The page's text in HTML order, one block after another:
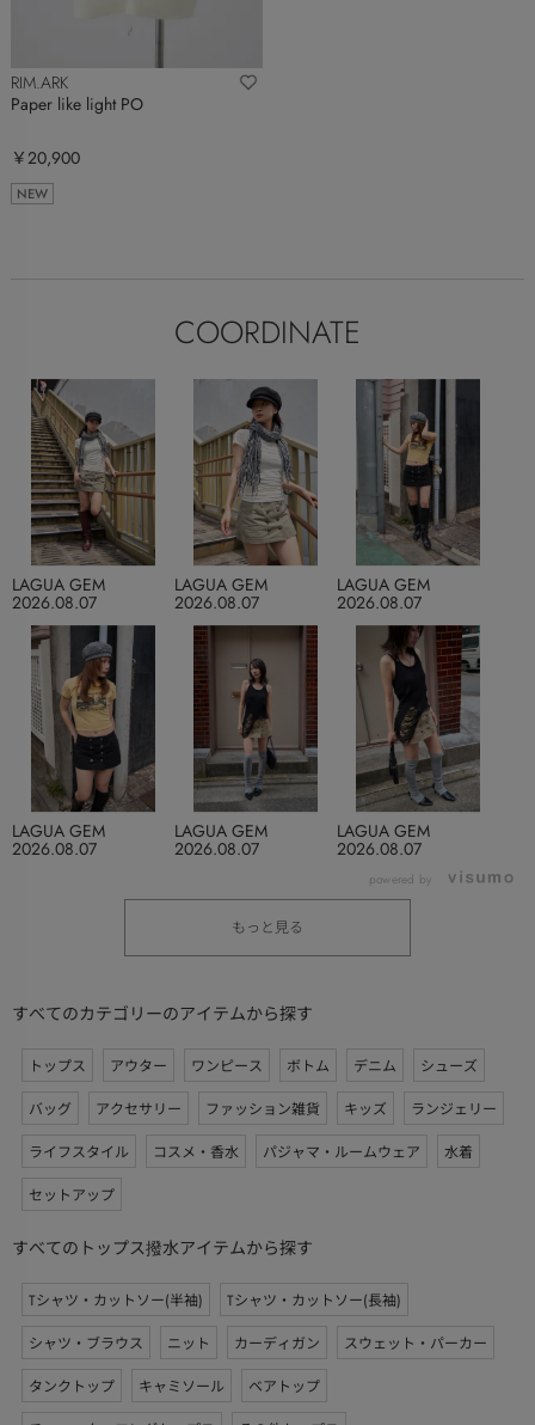
RIM.ARK
Paper like light PO
￥20,900
NEW
COORDINATE
2026.08.07
LAGUA GEM
2026.08.07
LAGUA GEM
2026.08.07
LAGUA GEM
2026.08.07
LAGUA GEM
2026.08.07
LAGUA GEM
2026.08.07
LAGUA GEM
powered by
もっと見る
すべてのカテゴリーのアイテムから探す
トップス アウター ワンピース ボトム デニム
シューズ
バッグ
アクセサリー ファッション雑貨 キッズ
ランジェリー
ライフスタイル
コスメ・香水 パジャマ・ルームウェア
水着
セットアップ
すべてのトップス撥水アイテムから探す
Tシャツ・カットソー(半袖)
Tシャツ・カットソー(長袖)
シャツ・ブラウス
ニット カーディガン
スウェット・パーカー
タンクトップ
キャミソール
ベアトップ